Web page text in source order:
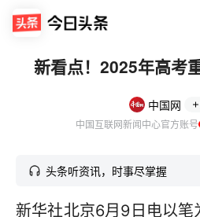
新看点！2025年高考
中国网
中国互联网新闻中心官方账号
头条听资讯，时事尽掌握
新华社北京6月9日电以笔